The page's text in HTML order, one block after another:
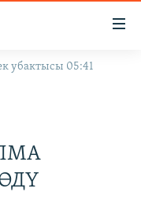
убактысы 05:41